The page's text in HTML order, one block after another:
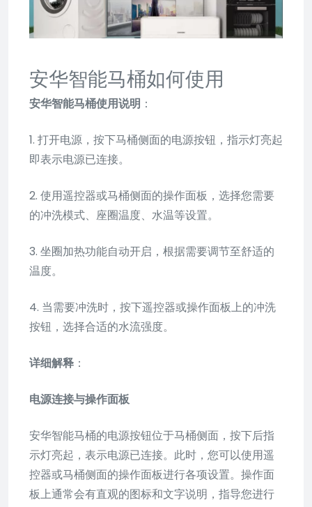
安华智能马桶如何使用
安华智能马桶使用说明 ：
1. 打开电源，按下马桶侧面的电源按钮，指示灯亮起
即表示电源已连接。
2. 使用遥控器或马桶侧面的操作面板，选择您需要
的冲洗模式、座圈温度、水温等设置。
3. 坐圈加热功能自动开启，根据需要调节至舒适的
温度。
4. 当需要冲洗时，按下遥控器或操作面板上的冲洗
按钮，选择合适的水流强度。
详细解释 ：
电源连接与操作面板
安华智能马桶的电源按钮位于马桶侧面，按下后指
示灯亮起，表示电源已连接。此时，您可以使用遥
控器或马桶侧面的操作面板进行各项设置。操作面
板上通常会有直观的图标和文字说明，指导您进行